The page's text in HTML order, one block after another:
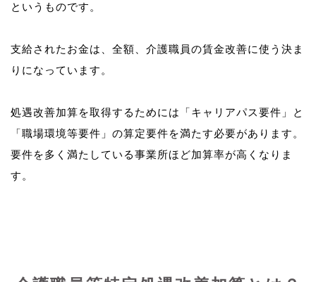
というものです。
支給されたお金は、全額、介護職員の賃金改善に使う決ま
りになっています。
処遇改善加算を取得するためには「キャリアパス要件」と
「職場環境等要件」の算定要件を満たす必要があります。
要件を多く満たしている事業所ほど加算率が高くなりま
す。